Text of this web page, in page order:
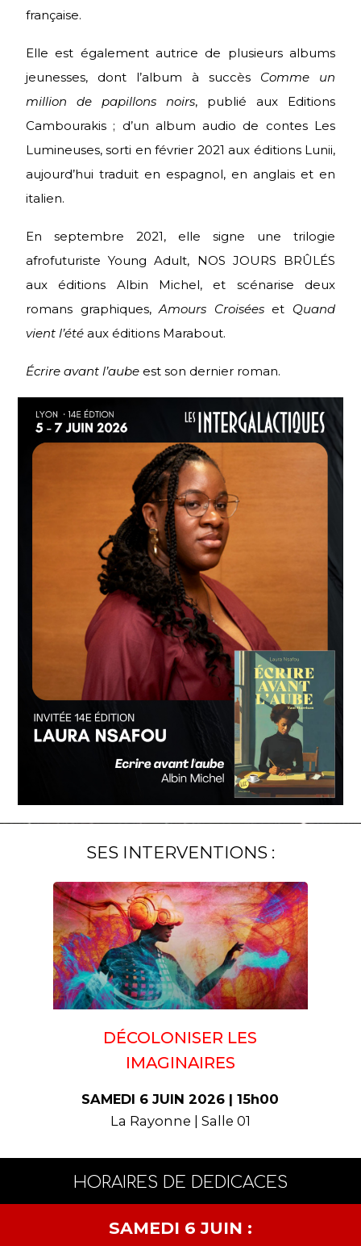
française.
Elle est également autrice de plusieurs albums
jeunesses, dont l’album à succès Comme un
million de papillons noirs, publié aux Editions
Cambourakis ; d’un album audio de contes Les
Lumineuses, sorti en février 2021 aux éditions Lunii,
aujourd’hui traduit en espagnol, en anglais et en
italien.
En septembre 2021, elle signe une trilogie
afrofuturiste Young Adult, NOS JOURS BRÛLÉS
aux éditions Albin Michel, et scénarise deux
romans graphiques,Amours Croiséeset Quand
vient l’été aux éditions Marabout.
Écrire avant l’aube est son dernier roman.
SES INTERVENTIONS :
DÉCOLONISER LES
IMAGINAIRES
SAMEDI 6 JUIN 2026 | 15h00
La Rayonne | Salle 01
HORAIRES DE DEDICACES
SAMEDI 6 JUIN :